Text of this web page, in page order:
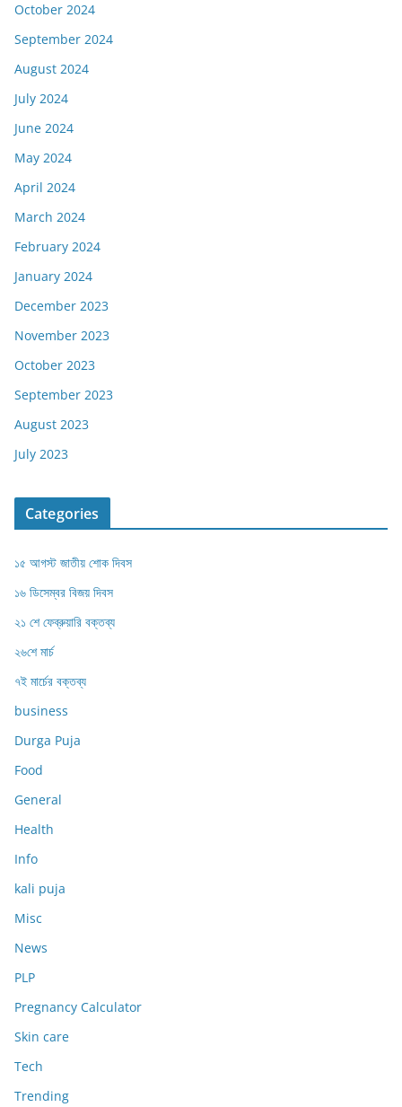
October 2024
September 2024
August 2024
July 2024
June 2024
May 2024
April 2024
March 2024
February 2024
January 2024
December 2023
November 2023
October 2023
September 2023
August 2023
July 2023
Categories
১৫ আগস্ট জাতীয় শোক দিবস
১৬ ডিসেম্বর বিজয় দিবস
২১ শে ফেব্রুয়ারি বক্তব্য
২৬শে মার্চ
৭ই মার্চের বক্তব্য
business
Durga Puja
Food
General
Health
Info
kali puja
Misc
News
PLP
Pregnancy Calculator
Skin care
Tech
Trending